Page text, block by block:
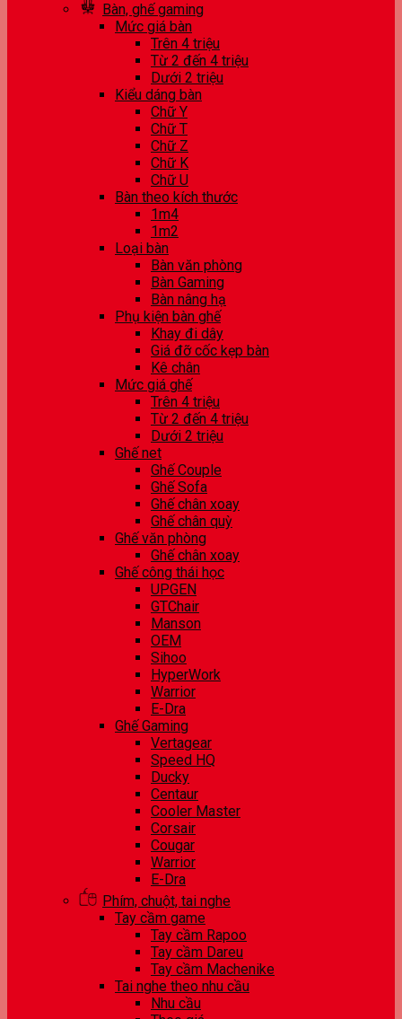
Bàn, ghế gaming
Mức giá bàn
Trên 4 triệu
Từ 2 đến 4 triệu
Dưới 2 triệu
Kiểu dáng bàn
Chữ Y
Chữ T
Chữ Z
Chữ K
Chữ U
Bàn theo kích thước
1m4
1m2
Loại bàn
Bàn văn phòng
Bàn Gaming
Bàn nâng hạ
Phụ kiện bàn ghế
Khay đi dây
Giá đỡ cốc kẹp bàn
Kê chân
Mức giá ghế
Trên 4 triệu
Từ 2 đến 4 triệu
Dưới 2 triệu
Ghế net
Ghế Couple
Ghế Sofa
Ghế chân xoay
Ghế chân quỳ
Ghế văn phòng
Ghế chân xoay
Ghế công thái học
UPGEN
GTChair
Manson
OEM
Sihoo
HyperWork
Warrior
E-Dra
Ghế Gaming
Vertagear
Speed HQ
Ducky
Centaur
Cooler Master
Corsair
Cougar
Warrior
E-Dra
Phím, chuột, tai nghe
Tay cầm game
Tay cầm Rapoo
Tay cầm Dareu
Tay cầm Machenike
Tai nghe theo nhu cầu
Nhu cầu